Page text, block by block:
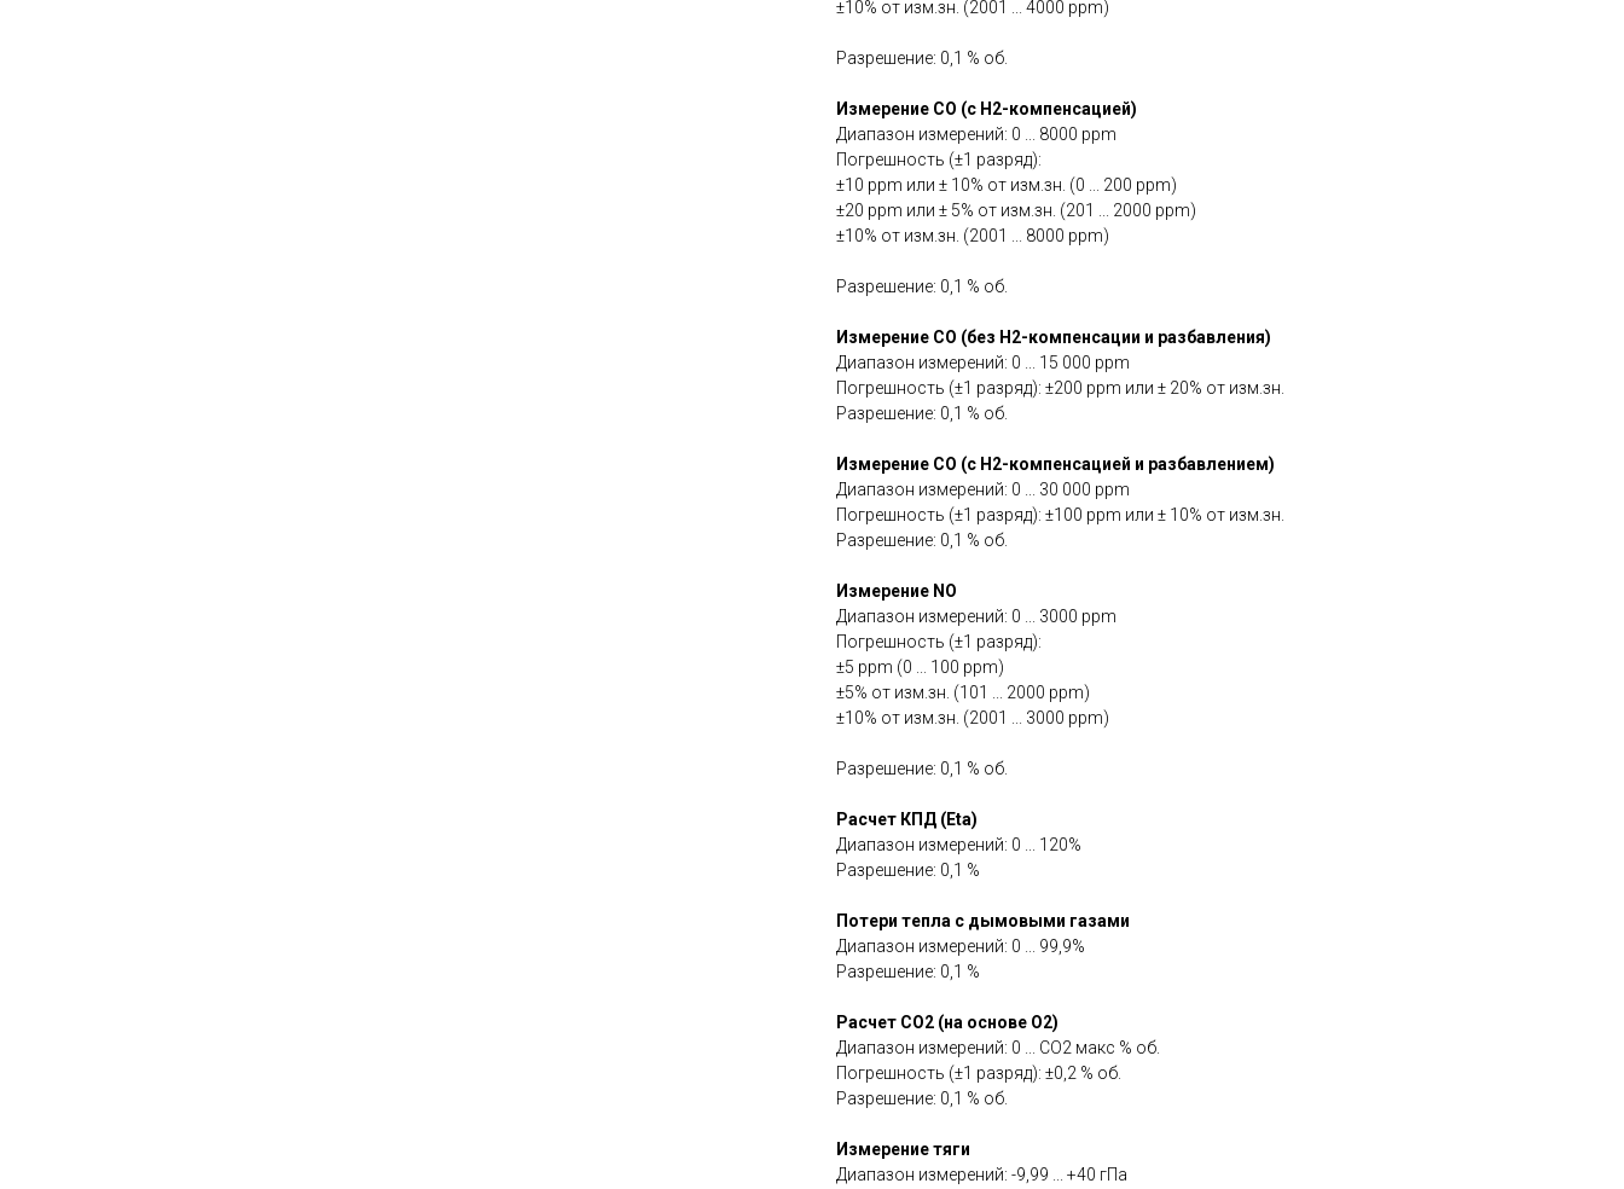
±10% от изм.зн. (2001 ... 4000 ppm)
Разрешение: 0,1 % об.
Измерение CO (с H2-компенсацией)
Диапазон измерений: 0 ... 8000 ppm
Погрешность (±1 разряд):
±10 ppm или ± 10% от изм.зн. (0 ... 200 ppm)
±20 ppm или ± 5% от изм.зн. (201 ... 2000 ppm)
±10% от изм.зн. (2001 ... 8000 ppm)
Разрешение: 0,1 % об.
Измерение CO (без H2-компенсации и разбавления)
Диапазон измерений: 0 ... 15 000 ppm
Погрешность (±1 разряд): ±200 ppm или ± 20% от изм.зн.
Разрешение: 0,1 % об.
Измерение CO (с H2-компенсацией и разбавлением)
Диапазон измерений: 0 ... 30 000 ppm
Погрешность (±1 разряд): ±100 ppm или ± 10% от изм.зн.
Разрешение: 0,1 % об.
Измерение NO
Диапазон измерений: 0 ... 3000 ppm
Погрешность (±1 разряд):
±5 ppm (0 ... 100 ppm)
±5% от изм.зн. (101 ... 2000 ppm)
±10% от изм.зн. (2001 ... 3000 ppm)
Разрешение: 0,1 % об.
Расчет КПД (Eta)
Диапазон измерений: 0 ... 120%
Разрешение: 0,1 %
Потери тепла с дымовыми газами
Диапазон измерений: 0 ... 99,9%
Разрешение: 0,1 %
Расчет CO2 (на основе O2)
Диапазон измерений: 0 ... CO2 макс % об.
Погрешность (±1 разряд): ±0,2 % об.
Разрешение: 0,1 % об.
Измерение тяги
Диапазон измерений: -9,99 ... +40 гПа